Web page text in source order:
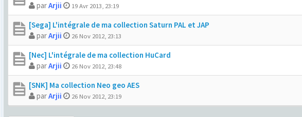
parArjii 19 Avr 2013, 23:19
[Sega] L'intégrale de ma collection Saturn PAL et JAP
parArjii 26 Nov 2012, 23:13
[Nec] L'intégrale de ma collection HuCard
parArjii 26 Nov 2012, 23:48
[SNK] Ma collection Neo geo AES
parArjii 26 Nov 2012, 23:19